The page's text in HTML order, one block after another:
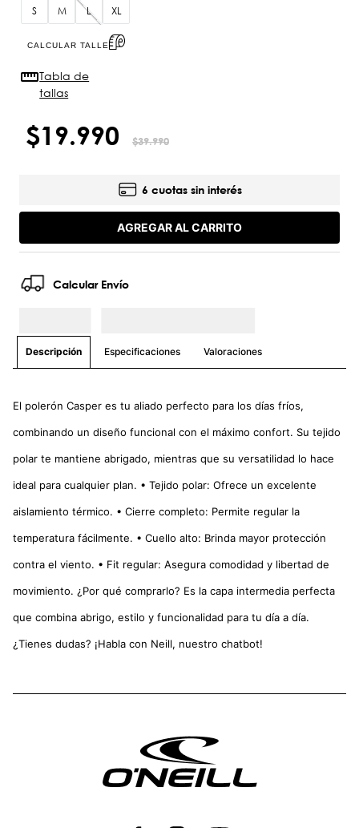
S M L XL
CALCULAR TALLE
Tabla de
tallas
$19.990 $39.990
6 cuotas sin interés
AGREGAR AL CARRITO
Calcular Envío
Descripción Especificaciones Valoraciones
El polerón Casper es tu aliado perfecto para los días fríos,
combinando un diseño funcional con el máximo confort. Su tejido
polar te mantiene abrigado, mientras que su versatilidad lo hace
ideal para cualquier plan. • Tejido polar: Ofrece un excelente
aislamiento térmico. • Cierre completo: Permite regular la
temperatura fácilmente. • Cuello alto: Brinda mayor protección
contra el viento. • Fit regular: Asegura comodidad y libertad de
movimiento. ¿Por qué comprarlo? Es la capa intermedia perfecta
que combina abrigo, estilo y funcionalidad para tu día a día.
¿Tienes dudas? ¡Habla con Neill, nuestro chatbot!